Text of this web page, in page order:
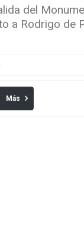
del
Rodrigo de
Más